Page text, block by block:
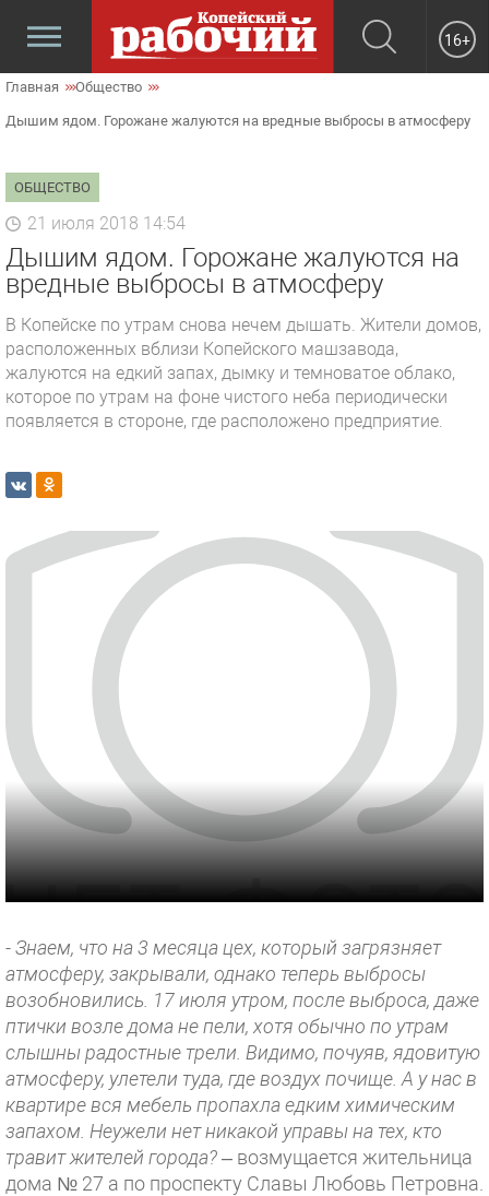
16+
Главная Общество
Дышим ядом. Горожане жалуются на вредные выбросы в атмосферу
ОБЩЕСТВО
21 июля 2018 14:54
Дышим ядом. Горожане жалуются на
вредные выбросы в атмосферу
В Копейске по утрам снова нечем дышать. Жители домов,
расположенных вблизи Копейского машзавода,
жалуются на едкий запах, дымку и темноватое облако,
которое по утрам на фоне чистого неба периодически
появляется в стороне, где расположено предприятие.
- Знаем, что на 3 месяца цех, который загрязняет
атмосферу, закрывали, однако теперь выбросы
возобновились. 17 июля утром, после выброса, даже
птички возле дома не пели, хотя обычно по утрам
слышны радостные трели. Видимо, почуяв, ядовитую
атмосферу, улетели туда, где воздух почище. А у нас в
квартире вся мебель пропахла едким химическим
запахом. Неужели нет никакой управы на тех, кто
травит жителей города?– возмущается жительница
дома № 27 а по проспекту Славы Любовь Петровна.